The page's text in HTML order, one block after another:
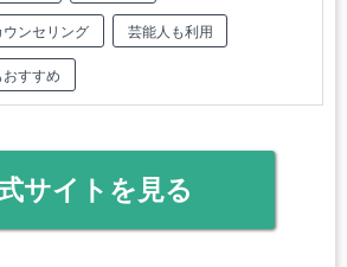
ウンセリング 芸能人も利用
おすすめ
サイトを見る